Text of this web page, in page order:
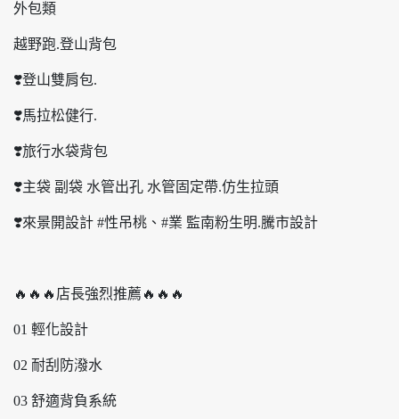
外包類
越野跑.登山背包
❣️登山雙肩包.
❣️馬拉松健行.
❣️旅行水袋背包
❣️主袋 副袋 水管出孔 水管固定帶.仿生拉頭
❣️來景開設計 #性吊桃、#業 監南粉生明.騰市設計
🔥🔥🔥店長強烈推薦🔥🔥🔥
01 輕化設計
02 耐刮防潑水
03 舒適背負系統